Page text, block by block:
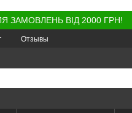
ЗАМОВЛЕНЬ ВІД 2000 ГРН!
Отзывы